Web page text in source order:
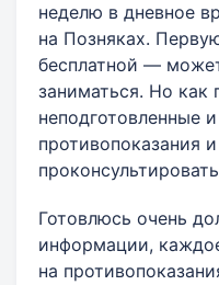
неделю в дневное
на Позняках.
бесплатной —
заниматься. Но как
неподготовленные
противопоказания
Готовлюсь очень
информации,
на